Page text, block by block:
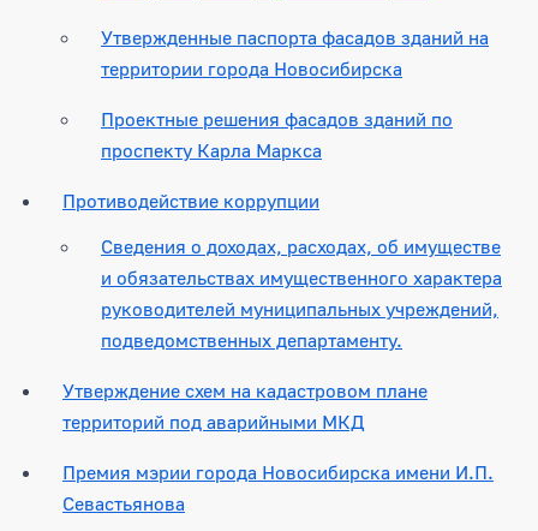
Утвержденные паспорта фасадов зданий на
территории города Новосибирска
Проектные решения фасадов зданий по
проспекту Карла Маркса
Противодействие коррупции
Сведения о доходах, расходах, об имуществе
и обязательствах имущественного характера
руководителей муниципальных учреждений,
подведомственных департаменту.
Утверждение схем на кадастровом плане
территорий под аварийными МКД
Премия мэрии города Новосибирска имени И.П.
Севастьянова